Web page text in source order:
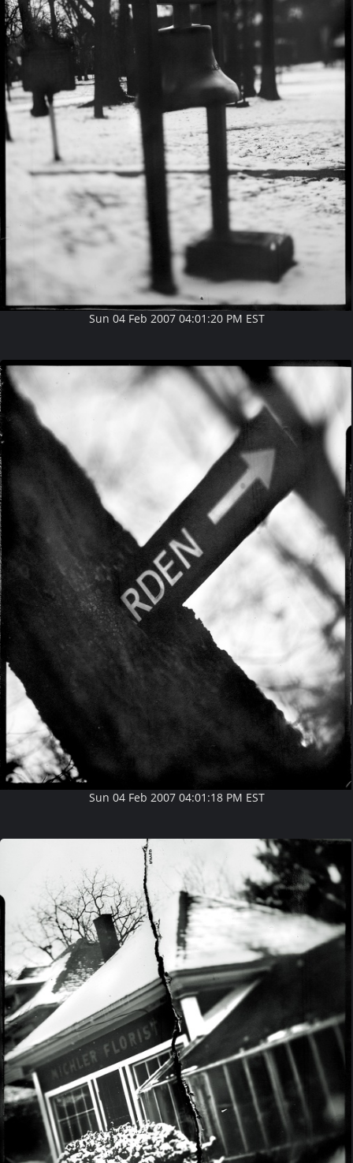
Sun 04 Feb 2007 04:01:20 PM EST
Sun 04 Feb 2007 04:01:18 PM EST